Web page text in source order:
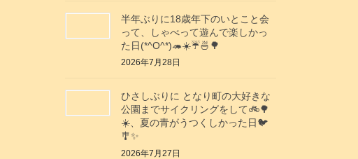
半年ぶりに18歳年下のいとこと会
って、しゃべって遊んで楽しかっ
た日(*^O^*)🦔☀️☔🍜🌳
2026年7月28日
ひさしぶりに となり町の大好きな
公園までサイクリングをして🚲️🌳
☀️、夏の青がうつくしかった日🐦️
🎐✨️
2026年7月27日